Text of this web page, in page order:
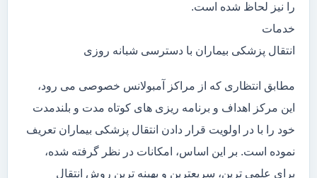
را نیز لحاظ شده است.
خدمات
انتقال پزشکی بیماران با دسترسی شبانه روزی
مطابق انتظاری که از مراکز آمبولانس خصوصی می رود،
این مرکز اهداف و برنامه ریزی های کوتاه مدت و بلندمدت
خود را با در اولویت قرار دادن انتقال پزشکی بیماران تعریف
نموده است. بر این اساس، امکانات در نظر گرفته شده،
برای علمی ترین، سریعترین و بهینه ترین روش انتقال